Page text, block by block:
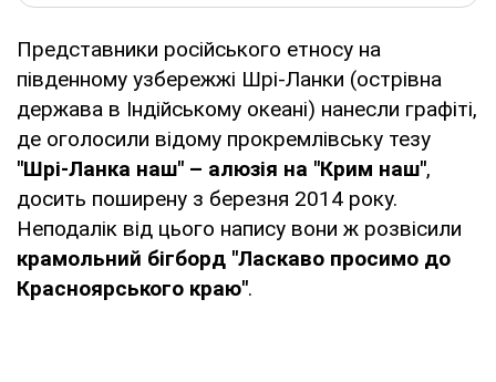
Представники російського етносу на
південному узбережжі Шрі-Ланки (острівна
держава в Індійському океані) нанесли графіті,
де оголосили відому прокремлівську тезу
"Шрі-Ланка наш" – алюзія на "Крим наш",
досить поширену з березня 2014 року.
Неподалік від цього напису вони ж розвісили
крамольний бігборд "Ласкаво просимо до
Красноярського краю".